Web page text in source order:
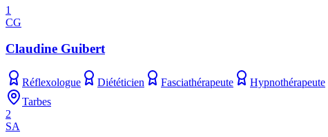
1
CG
Claudine Guibert
Réflexologue Diététicien Fasciathérapeute Hypnothérapeute
Tarbes
2
SA